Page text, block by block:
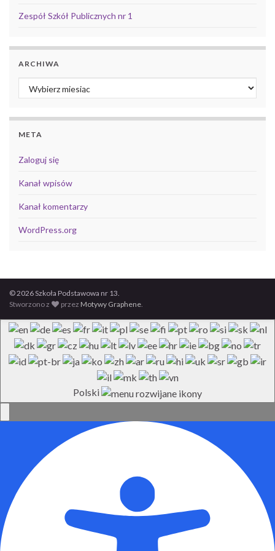
Zespół Szkół Publicznych nr 1
ARCHIWA
Archiwa
META
Zaloguj się
Kanał wpisów
Kanał komentarzy
WordPress.org
© 2026 Szkoła Podstawowa nr 13.
Stworzono z
przez Motywy Graphene
Polski